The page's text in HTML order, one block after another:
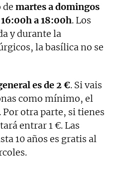
de martes a domingos
a 18:00h. Los
y durante la
la basílica no se
es de 2 €. Si vais
como mínimo, el
Por otra parte, si tienes
entrar 1 €. Las
10 años es gratis al